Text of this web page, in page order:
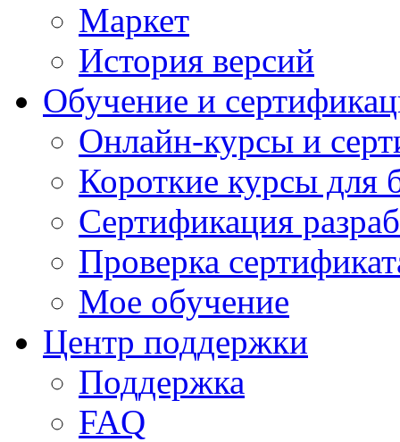
Маркет
История версий
Обучение и
Онлайн-курсы и
Короткие курсы для
Сертификация
Проверка
Мое обучение
Центр поддержки
Поддержка
FAQ